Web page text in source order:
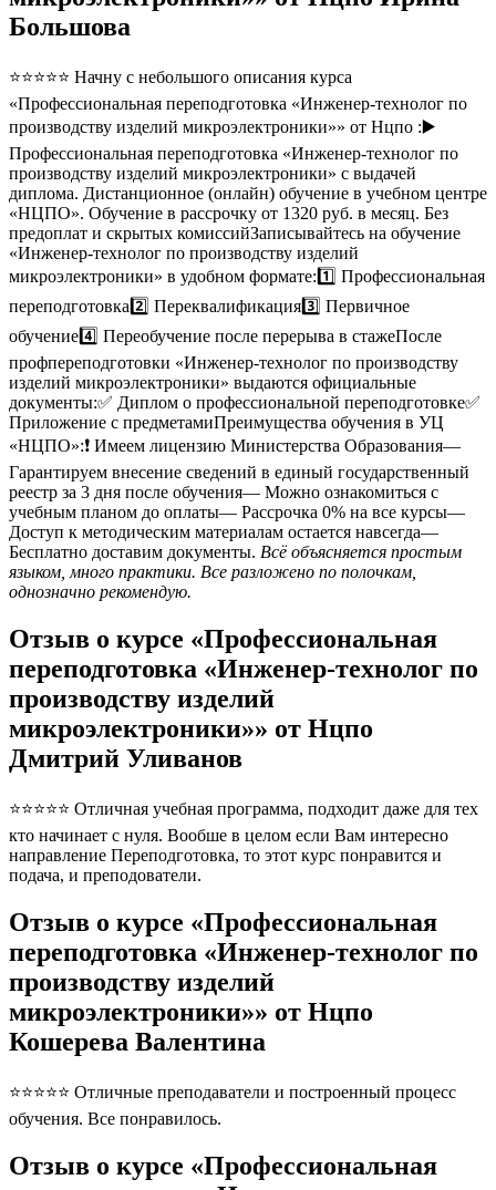
Большова
⭐⭐⭐⭐⭐ Начну с небольшого описания курса
«Профессиональная переподготовка «Инженер-технолог по
производству изделий микроэлектроники»» от Нцпо :▶️
Профессиональная переподготовка «Инженер-технолог по
производству изделий микроэлектроники» с выдачей
диплома. Дистанционное (онлайн) обучение в учебном центре
«НЦПО». Обучение в рассрочку от 1320 руб. в месяц. Без
предоплат и скрытых комиссийЗаписывайтесь на обучение
«Инженер-технолог по производству изделий
микроэлектроники» в удобном формате:1️⃣ Профессиональная
переподготовка2️⃣ Переквалификация3️⃣ Первичное
обучение4️⃣ Переобучение после перерыва в стажеПосле
профпереподготовки «Инженер-технолог по производству
изделий микроэлектроники» выдаются официальные
документы:✅ Диплом о профессиональной переподготовке✅
Приложение с предметамиПреимущества обучения в УЦ
«НЦПО»:❗️ Имеем лицензию Министерства Образования—
Гарантируем внесение сведений в единый государственный
реестр за 3 дня после обучения— Можно ознакомиться с
учебным планом до оплаты— Рассрочка 0% на все курсы—
Доступ к методическим материалам остается навсегда—
Бесплатно доставим документы. Всё объясняется простым
языком, много практики. Все разложено по полочкам,
однозначно рекомендую.
Отзыв о курсе «Профессиональная
переподготовка «Инженер-технолог по
производству изделий
микроэлектроники»» от Нцпо
Дмитрий Уливанов
⭐⭐⭐⭐⭐ Отличная учебная программа, подходит даже для тех
кто начинает с нуля. Вообше в целом если Вам интересно
направление Переподготовка, то этот курс понравится и
подача, и преподователи.
Отзыв о курсе «Профессиональная
переподготовка «Инженер-технолог по
производству изделий
микроэлектроники»» от Нцпо
Кошерева Валентина
⭐⭐⭐⭐⭐ Отличные преподаватели и построенный процесс
обучения. Все понравилось.
Отзыв о курсе «Профессиональная